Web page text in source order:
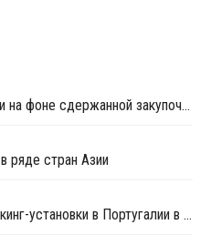
Цены на пропилен в Азии упали на фоне сдержанной закупочной активности
ряде стран Азии
Repsol возобновит работу крекинг-установки в Португалии в июне